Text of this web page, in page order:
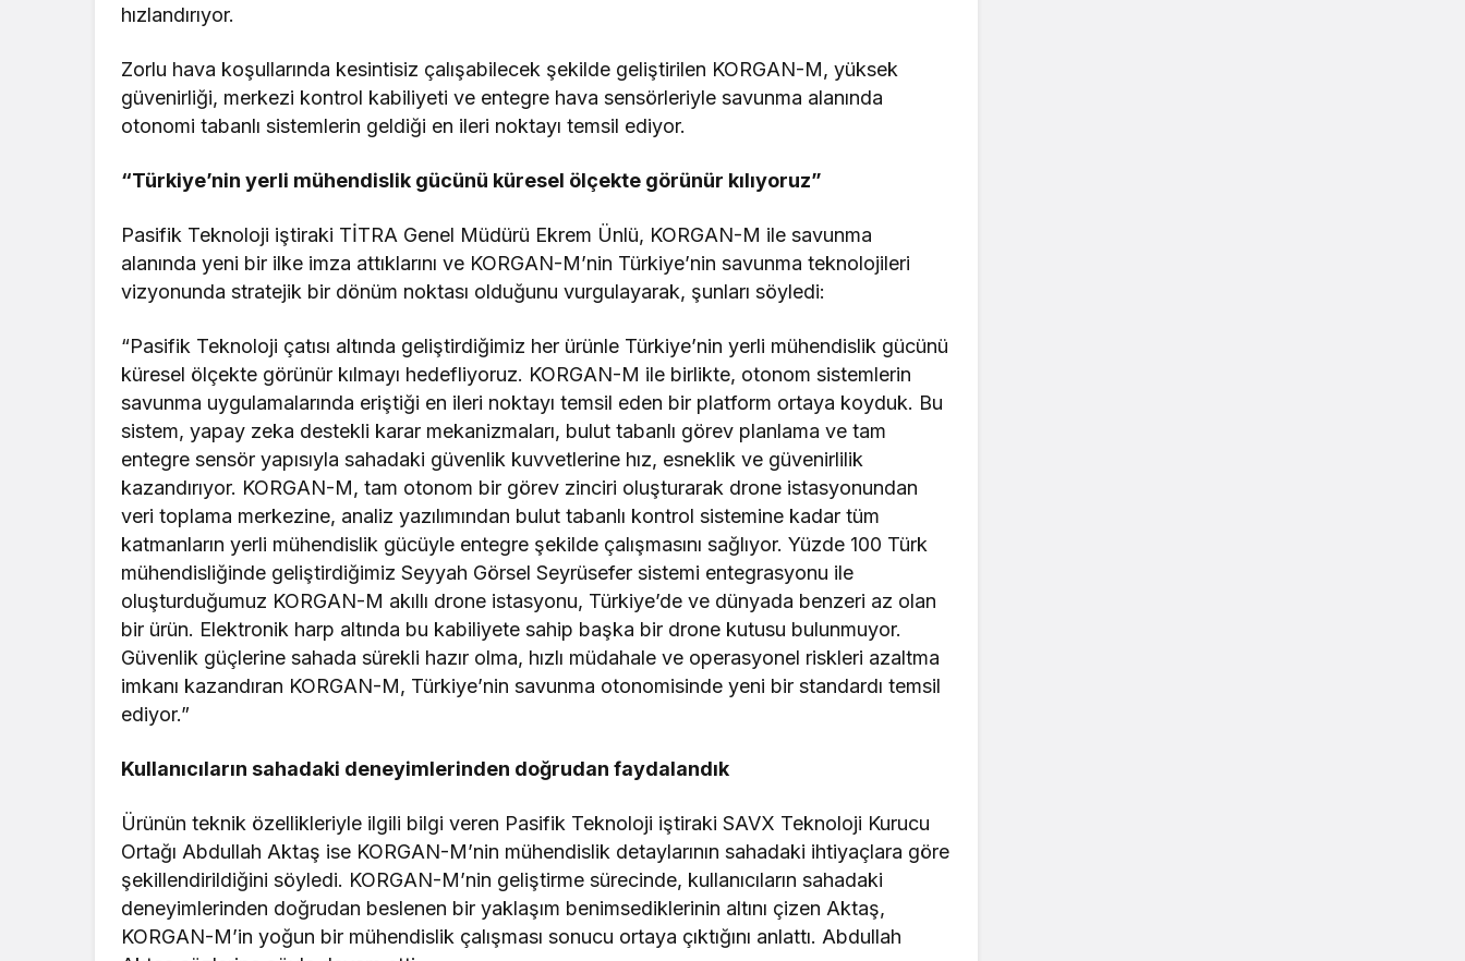
hızlandırıyor.
Zorlu hava koşullarında kesintisiz çalışabilecek şekilde geliştirilen KORGAN-M, yüksek
güvenirliği, merkezi kontrol kabiliyeti ve entegre hava sensörleriyle savunma alanında
otonomi tabanlı sistemlerin geldiği en ileri noktayı temsil ediyor.
“Türkiye’nin yerli mühendislik gücünü küresel ölçekte görünür kılıyoruz”
Pasifik Teknoloji iştiraki TİTRA Genel Müdürü Ekrem Ünlü, KORGAN-M ile savunma
alanında yeni bir ilke imza attıklarını ve KORGAN-M’nin Türkiye’nin savunma teknolojileri
vizyonunda stratejik bir dönüm noktası olduğunu vurgulayarak, şunları söyledi:
“Pasifik Teknoloji çatısı altında geliştirdiğimiz her ürünle Türkiye’nin yerli mühendislik gücünü
küresel ölçekte görünür kılmayı hedefliyoruz. KORGAN-M ile birlikte, otonom sistemlerin
savunma uygulamalarında eriştiği en ileri noktayı temsil eden bir platform ortaya koyduk. Bu
sistem, yapay zeka destekli karar mekanizmaları, bulut tabanlı görev planlama ve tam
entegre sensör yapısıyla sahadaki güvenlik kuvvetlerine hız, esneklik ve güvenirlilik
kazandırıyor. KORGAN-M, tam otonom bir görev zinciri oluşturarak drone istasyonundan
veri toplama merkezine, analiz yazılımından bulut tabanlı kontrol sistemine kadar tüm
katmanların yerli mühendislik gücüyle entegre şekilde çalışmasını sağlıyor. Yüzde 100 Türk
mühendisliğinde geliştirdiğimiz Seyyah Görsel Seyrüsefer sistemi entegrasyonu ile
oluşturduğumuz KORGAN-M akıllı drone istasyonu, Türkiye’de ve dünyada benzeri az olan
bir ürün. Elektronik harp altında bu kabiliyete sahip başka bir drone kutusu bulunmuyor.
Güvenlik güçlerine sahada sürekli hazır olma, hızlı müdahale ve operasyonel riskleri azaltma
imkanı kazandıran KORGAN-M, Türkiye’nin savunma otonomisinde yeni bir standardı temsil
ediyor.”
Kullanıcıların sahadaki deneyimlerinden doğrudan faydalandık
Ürünün teknik özellikleriyle ilgili bilgi veren Pasifik Teknoloji iştiraki SAVX Teknoloji Kurucu
Ortağı Abdullah Aktaş ise KORGAN-M’nin mühendislik detaylarının sahadaki ihtiyaçlara göre
şekillendirildiğini söyledi. KORGAN-M’nin geliştirme sürecinde, kullanıcıların sahadaki
deneyimlerinden doğrudan beslenen bir yaklaşım benimsediklerinin altını çizen Aktaş,
KORGAN-M’in yoğun bir mühendislik çalışması sonucu ortaya çıktığını anlattı. Abdullah